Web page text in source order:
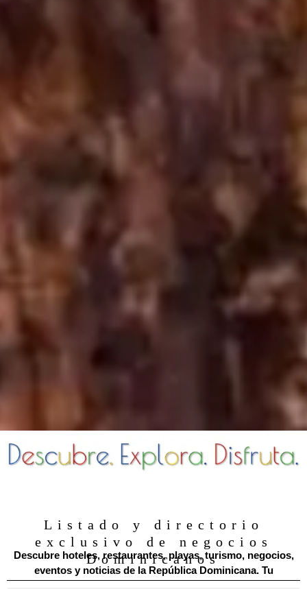
Listado y directorio
exclusivo de negocios
Dominicanos
Descubre hoteles, restaurantes, playas, turismo, negocios,
eventos y noticias de la República Dominicana. Tu